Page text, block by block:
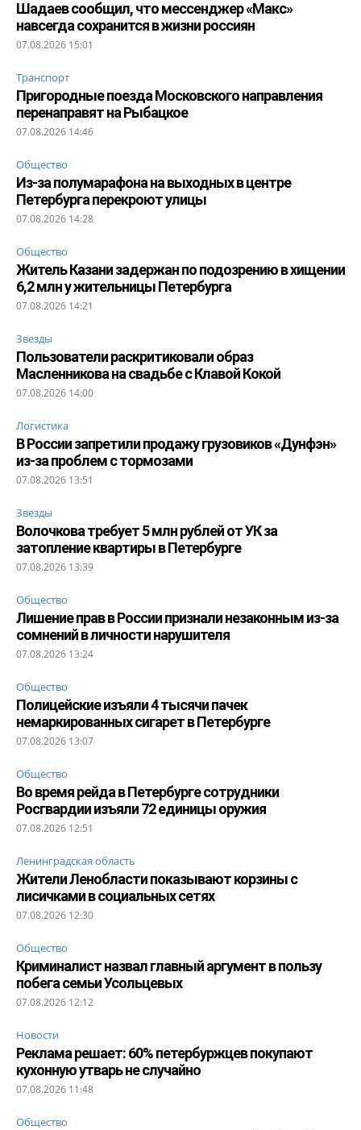
Шадаев сообщил, что мессенджер «Макс»
навсегда сохранится в жизни россиян
07.08.2026 15:01
Транспорт
Пригородные поезда Московского направления
перенаправят на Рыбацкое
07.08.2026 14:46
Общество
Из-за полумарафона на выходных в центре
Петербурга перекроют улицы
07.08.2026 14:28
Общество
Житель Казани задержан по подозрению в хищении
6,2 млн у жительницы Петербурга
07.08.2026 14:21
Звезды
Пользователи раскритиковали образ
Масленникова на свадьбе с Клавой Кокой
07.08.2026 14:00
Логистика
В России запретили продажу грузовиков «Дунфэн»
из-за проблем с тормозами
07.08.2026 13:51
Звезды
Волочкова требует 5 млн рублей от УК за
затопление квартиры в Петербурге
07.08.2026 13:39
Общество
Лишение прав в России признали незаконным из-за
сомнений в личности нарушителя
07.08.2026 13:24
Общество
Полицейские изъяли 4 тысячи пачек
немаркированных сигарет в Петербурге
07.08.2026 13:07
Общество
Во время рейда в Петербурге сотрудники
Росгвардии изъяли 72 единицы оружия
07.08.2026 12:51
Ленинградская область
Жители Ленобласти показывают корзины с
лисичками в социальных сетях
07.08.2026 12:30
Общество
Криминалист назвал главный аргумент в пользу
побега семьи Усольцевых
07.08.2026 12:12
Новости
Реклама решает: 60% петербуржцев покупают
кухонную утварь не случайно
07.08.2026 11:48
Общество